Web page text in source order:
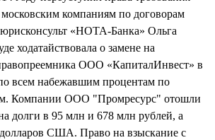
компаниям по договорам
«НОТА-Банка» Ольга
о замене на
ООО «КапиталИнвест» в
всем набежавшим процентам по
Компании ООО "Промресурс" отошли
долги в 95 млн и 678 млн рублей, а
США. Право на взыскание с